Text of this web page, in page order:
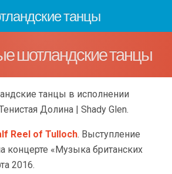
танцы
шотландские танцы
танцы в исполнении
Долина | Shady Glen.
Reel of Tulloch. Выступление
концерте «Музыка британских
2016.